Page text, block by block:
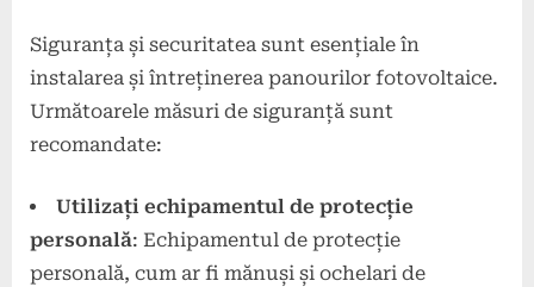
Siguranța și securitatea sunt esențiale în
instalarea și întreținerea panourilor fotovoltaice.
Următoarele măsuri de siguranță sunt
recomandate:
Utilizați echipamentul de protecție
personală: Echipamentul de protecție
personală, cum ar fi mănuși și ochelari de